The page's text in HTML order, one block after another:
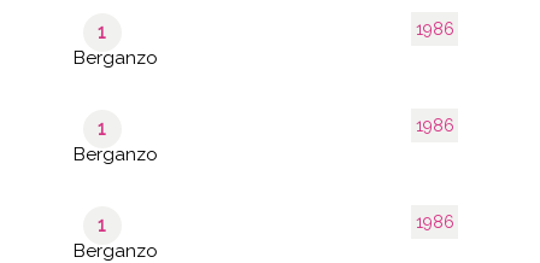
1986
1
Berganzo
1986
1
Berganzo
1986
1
Berganzo